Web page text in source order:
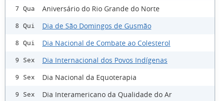
7 Qua Aniversário do Rio Grande do Norte
8 Qui Dia de São Domingos de Gusmão
8 Qui Dia Nacional de Combate ao Colesterol
9 Sex Dia Internacional dos Povos Indígenas
9 Sex Dia Nacional da Equoterapia
9 Sex Dia Interamericano da Qualidade do Ar